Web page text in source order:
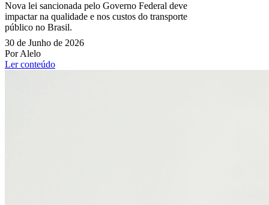
Nova lei sancionada pelo Governo Federal deve
impactar na qualidade e nos custos do transporte
público no Brasil.
30 de Junho de 2026
Por Alelo
Ler conteúdo